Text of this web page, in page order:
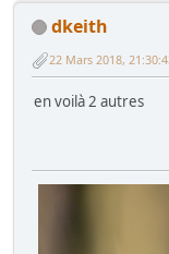
dkeith
22 Mars 2018,
en voilà 2 autres